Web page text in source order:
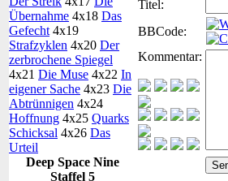
Übernahme 4x18 Das
Gefecht 4x19
Strafzyklen 4x20 Der
zerbrochene Spiegel
4x21 Die Muse 4x22 In
eigener Sache 4x23 Die
Abtrünnigen 4x24
Hoffnung 4x25 Quarks
Schicksal 4x26 Das
Urteil
Deep Space Nine
Staffel 5
Titel:
BBCode:
Kommentar: